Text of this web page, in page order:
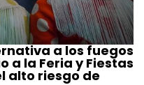
a los fuegos
a la Feria y Fiestas
alto riesgo de